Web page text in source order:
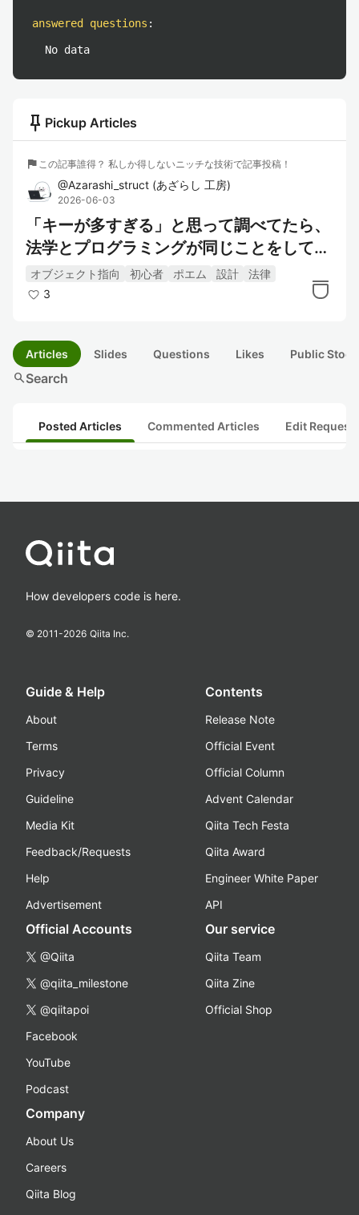
answered questions :
No data
push_pin Pickup Articles
flag この記事誰得？ 私しか得しないニッチな技術で記事投稿！
@Azarashi_struct (あざらし 工房)
2026-06-03
「キーが多すぎる」と思って調べてたら、
法学とプログラミングが同じことをしてい
た話
オブジェクト指向 初心者 ポエム 設計
法律
3
Articles Slides Questions Likes Public
searchSearch
Posted Articles Commented Articles Edit
How developers code is here.
© 2011-2026 Qiita Inc.
Guide & Help
About
Terms
Privacy
Guideline
Media Kit
Feedback/Requests
Help
Advertisement
Contents
Release Note
Official Event
Official Column
Advent Calendar
Qiita Tech Festa
Qiita Award
Engineer White Paper
API
Official Accounts
@Qiita
@qiita_milestone
@qiitapoi
Facebook
YouTube
Podcast
Our service
Qiita Team
Qiita Zine
Official Shop
Company
About Us
Careers
Qiita Blog